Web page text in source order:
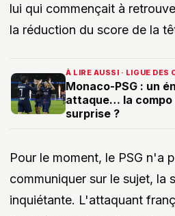
lui qui commençait à
la réduction du score de la
À LIRE AUSSI · LIGUE DES
Monaco-PSG : un
attaque… la compo
surprise ?
Pour le moment, le PSG n'a
communiquer sur le sujet, la
inquiétante. L'attaquant